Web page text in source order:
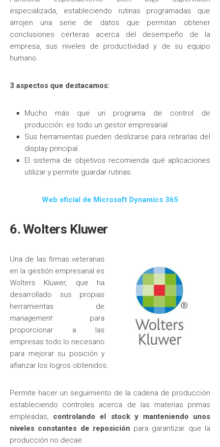
especializada, estableciendo rutinas programadas que
arrojen una serie de datos que permitan obtener
conclusiones certeras acerca del desempeño de la
empresa, sus niveles de productividad y de su equipo
humano.
3 aspectos que destacamos:
Mucho más que un programa de control de
producción: es todo un gestor empresarial.
Sus herramientas pueden deslizarse para retirarlas del
display principal.
El sistema de objetivos recomienda qué aplicaciones
utilizar y permite guardar rutinas.
Web oficial de Microsoft Dynamics 365
6. Wolters Kluwer
Una de las firmas veteranas
en la gestión empresarial es
Wolters Kluwer, que ha
desarrollado sus propias
herramientas de
management para
proporcionar a las
empresas todo lo necesario
para mejorar su posición y
afianzar los logros obtenidos.
Permite hacer un seguimiento de la cadena de producción
estableciendo controles acerca de las materias primas
empleadas, controlando el stock y manteniendo unos
niveles constantes de reposición para garantizar que la
producción no decae.